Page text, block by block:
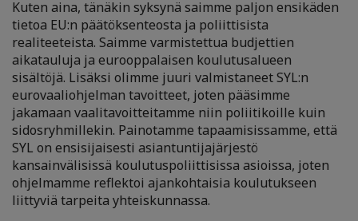
Kuten aina, tänäkin syksynä saimme paljon ensikäden
tietoa EU:n päätöksenteosta ja poliittisista
realiteeteista. Saimme varmistettua budjettien
aikatauluja ja eurooppalaisen koulutusalueen
sisältöjä. Lisäksi olimme juuri valmistaneet SYL:n
eurovaaliohjelman tavoitteet, joten pääsimme
jakamaan vaalitavoitteitamme niin poliitikoille kuin
sidosryhmillekin. Painotamme tapaamisissamme, että
SYL on ensisijaisesti asiantuntijajärjestö
kansainvälisissä koulutuspoliittisissa asioissa, joten
ohjelmamme reflektoi ajankohtaisia koulutukseen
liittyviä tarpeita yhteiskunnassa.